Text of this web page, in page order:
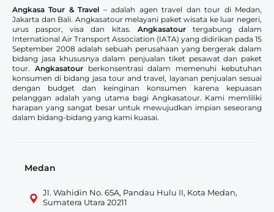
Angkasa Tour & Travel – adalah agen travel dan tour di Medan,
Jakarta dan Bali. Angkasatour melayani paket wisata ke luar negeri,
urus paspor, visa dan kitas. Angkasatourtergabung dalam
International Air Transport Association (IATA) yang didirikan pada 15
September 2008 adalah sebuah perusahaan yang bergerak dalam
bidang jasa khususnya dalam penjualan tiket pesawat dan paket
tour. Angkasatourberkonsentrasi dalam memenuhi kebutuhan
konsumen di bidang jasa tour and travel, layanan penjualan sesuai
dengan budget dan keinginan konsumen karena kepuasan
pelanggan adalah yang utama bagi Angkasatour. Kami memliliki
harapan yang sangat besar untuk mewujudkan impian seseorang
dalam bidang-bidang yang kami kuasai.
Medan
Jl. Wahidin No. 65A, Pandau Hulu II, Kota Medan,
Sumatera Utara 20211